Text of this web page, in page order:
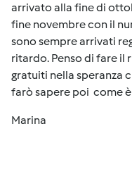
arrivato alla fine di
fine novembre con il
sono sempre arrivati
ritardo. Penso di fare il
gratuiti nella speranza
farò sapere poi come
Marina